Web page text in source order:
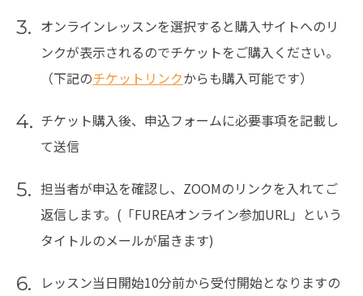
3. オンラインレッスンを選択すると購入サイトへのリ
ンクが表示されるのでチケットをご購入ください。
（下記のチケットリンクからも購入可能です）
4. チケット購入後、申込フォームに必要事項を記載し
て送信
5. 担当者が申込を確認し、ZOOMのリンクを入れてご
返信します。(「FUREAオンライン参加URL」という
タイトルのメールが届きます)
6.
レッスン当日開始10分前から受付開始となりますの